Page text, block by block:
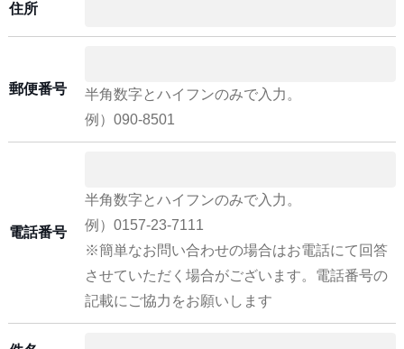
住所
郵便番号
半角数字とハイフンのみで入力。
例）090-8501
電話番号
半角数字とハイフンのみで入力。
例）0157-23-7111
※簡単なお問い合わせの場合はお電話にて回答
させていただく場合がございます。電話番号の
記載にご協力をお願いします